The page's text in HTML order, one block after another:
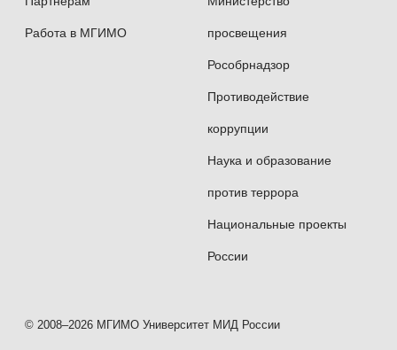
Работа в МГИМО просвещения
Рособрнадзор
Противодействие
коррупции
Наука и образование
против террора
Национальные проекты
России
© 2008–2026 МГИМО Университет МИД России